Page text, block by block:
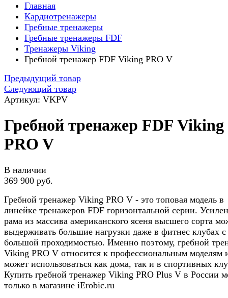
Главная
Кардиотренажеры
Гребные тренажеры
Гребные тренажеры FDF
Тренажеры Viking
Гребной тренажер FDF Viking PRO V
Предыдущий товар
Следующий товар
Артикул: VKPV
Гребной тренажер FDF Viking
PRO V
В наличии
369 900 руб.
Гребной тренажер Viking PRO V - это топовая модель в
линейке тренажеров FDF горизонтальной серии.
рама из массива американского ясеня высшего сорта
выдерживать большие нагрузки даже в фитнес клубах с
большой проходимостью. Именно поэтому, гребной
Viking PRO V относится к профессиональным моделям
может использоваться как дома, так и в спортивных
Купить гребной тренажер Viking PRO Plus V в России
только в магазине iErobic.ru